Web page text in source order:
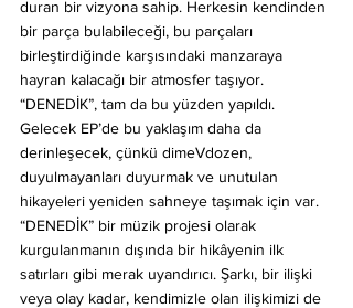
duran bir vizyona sahip. Herkesin kendinden
bir parça bulabileceği, bu parçaları
birleştirdiğinde karşısındaki manzaraya
hayran kalacağı bir atmosfer taşıyor.
“DENEDİK”, tam da bu yüzden yapıldı.
Gelecek EP’de bu yaklaşım daha da
derinleşecek, çünkü dimeVdozen,
duyulmayanları duyurmak ve unutulan
hikayeleri yeniden sahneye taşımak için var.
“DENEDİK” bir müzik projesi olarak
kurgulanmanın dışında bir hikâyenin ilk
satırları gibi merak uyandırıcı. Şarkı, bir ilişki
veya olay kadar, kendimizle olan ilişkimizi de